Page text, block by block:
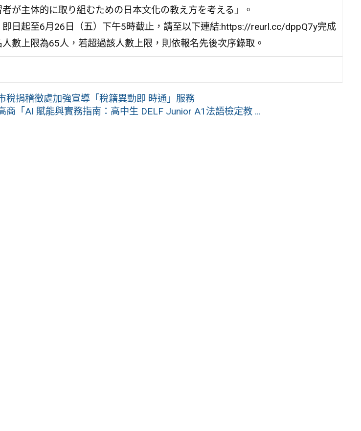
が主体的に取り組むための日本文化の教え方を考える」。
日起至6月26日（五）下午5時截止，請至以下連結:https://reurl.cc/dppQ7y完成
數上限為65人，若超過該人數上限，則依報名先後次序錄取。
稅捐稽徵處加強宣導「稅籍異動即 時通」服務
商「AI 賦能與實務指南：高中生 DELF Junior A1法語檢定教 ...